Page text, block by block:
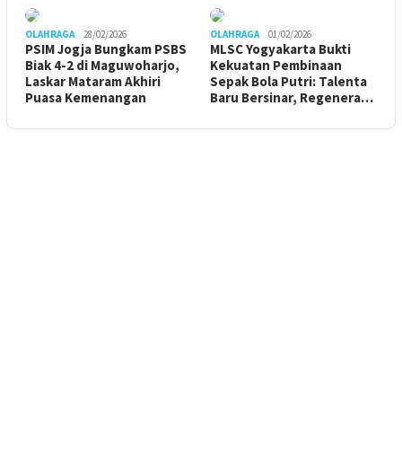
OLAHRAGA 28/02/2026
PSIM Jogja Bungkam PSBS
Biak 4-2 di Maguwoharjo,
Laskar Mataram Akhiri
Puasa Kemenangan
OLAHRAGA 01/02/2026
MLSC Yogyakarta Bukti
Kekuatan Pembinaan
Sepak Bola Putri: Talenta
Baru Bersinar, Regenera…